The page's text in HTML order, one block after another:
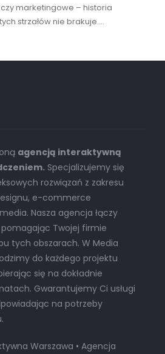
marketingowe – historia
strzałów nie brakuje....
agencją interaktywną
Specjalizujemy się
rozwiązań z zakresu
e-commerce
Nasza agencja łączy
Twojej firmie
tych obszarach. W Media
do każdego projektu
się na dokładnie
Gwarantujemy Ci usługi
na potrzeby
Warszawa • Agencja